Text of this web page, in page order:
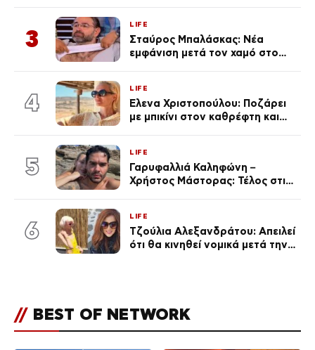
εκ. likes
3
LIFE
Σταύρος Μπαλάσκας: Νέα
εμφάνιση μετά τον χαμό στο
4
LIFE
Έλενα Χριστοπούλου: Ποζάρει
με μπικίνι στον καθρέφτη και
καθεμία…» (Βίντεο)
5
LIFE
Γαρυφαλλιά Καληφώνη –
Χρήστος Μάστορας: Τέλος στις
6
LIFE
Τζούλια Αλεξανδράτου: Απειλεί
ότι θα κινηθεί νομικά μετά την
// BEST OF NETWORK